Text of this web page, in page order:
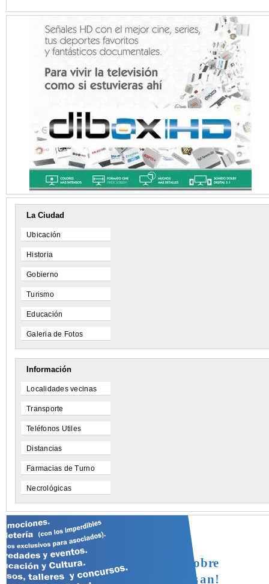
La Ciudad
Ubicación
Historia
Gobierno
Turismo
Educación
Galeria de Fotos
Información
Localidades vecinas
Transporte
Teléfonos Utiles
Distancias
Farmacias de Turno
Necrológicas